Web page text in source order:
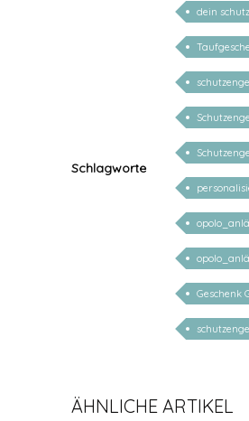
Schlagworte
dein
Geschenk
ÄHNLICHE ARTIKEL